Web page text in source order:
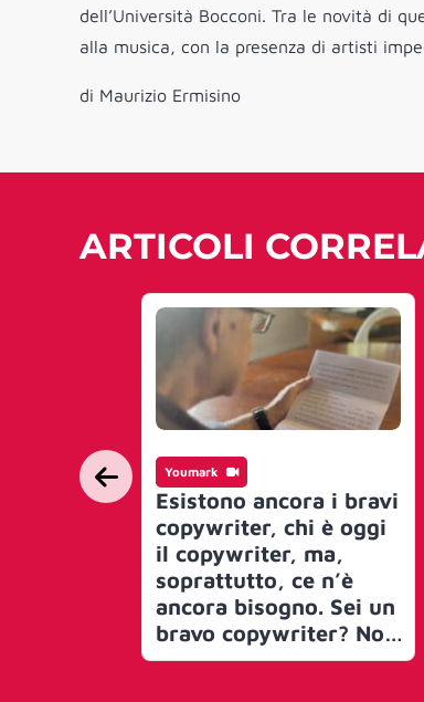
dell’Università Bocconi. Tra le novità di
alla musica, con la presenza di artisti
di Maurizio Ermisino
ARTICOLI
Youmark
Esistono ancora i bravi
copywriter, chi è oggi
il copywriter, ma,
soprattutto, ce n’è
ancora bisogno. Sei un
bravo copywriter? Non
immagini nemmeno